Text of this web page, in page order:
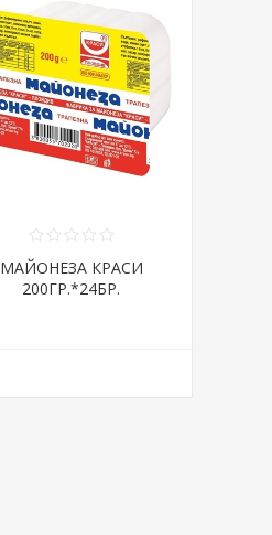
МАЙОНЕЗА КРАСИ
200ГР.*24БР.